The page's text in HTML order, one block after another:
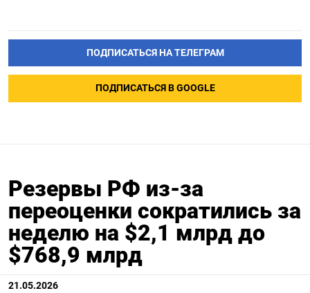
ПОДПИСАТЬСЯ НА ТЕЛЕГРАМ
ПОДПИСАТЬСЯ В GOOGLE
Резервы РФ из-за
переоценки сократились за
неделю на $2,1 млрд до
$768,9 млрд
21.05.2026